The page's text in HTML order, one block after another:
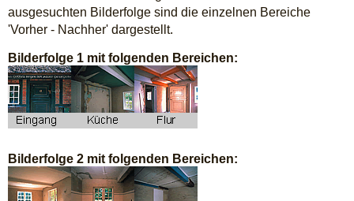
Tradition
Design
Techniken
Möbel
Boden
Innen
ausgesuchten Bilderfolge sind die einzelnen Bereiche
'Vorher - Nachher' dargestellt.
Bilderfolge 1 mit folgenden Bereichen:
Bilderfolge 2 mit folgenden Bereichen: